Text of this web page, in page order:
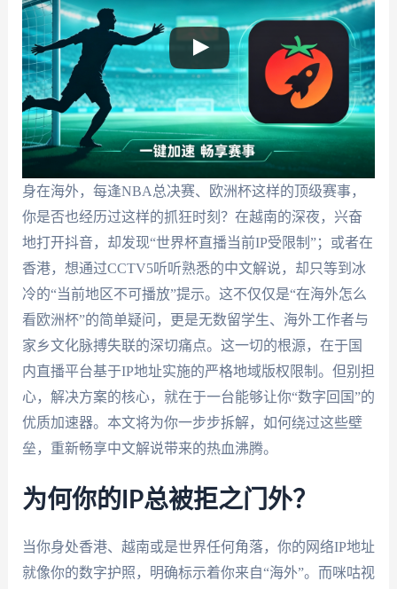
身在海外，每逢NBA总决赛、欧洲杯这样的顶级赛事，
你是否也经历过这样的抓狂时刻？在越南的深夜，兴奋
地打开抖音，却发现“世界杯直播当前IP受限制”；或者在
香港，想通过CCTV5听听熟悉的中文解说，却只等到冰
冷的“当前地区不可播放”提示。这不仅仅是“在海外怎么
看欧洲杯”的简单疑问，更是无数留学生、海外工作者与
家乡文化脉搏失联的深切痛点。这一切的根源，在于国
内直播平台基于IP地址实施的严格地域版权限制。但别担
心，解决方案的核心，就在于一台能够让你“数字回国”的
优质加速器。本文将为你一步步拆解，如何绕过这些壁
垒，重新畅享中文解说带来的热血沸腾。
为何你的IP总被拒之门外？
当你身处香港、越南或是世界任何角落，你的网络IP地址
就像你的数字护照，明确标示着你来自“海外”。而咪咕视